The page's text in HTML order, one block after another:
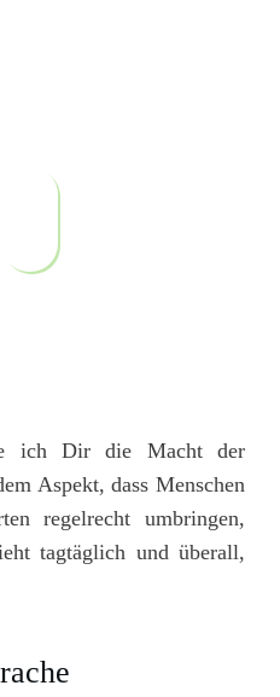
ich Dir die Macht der
Aspekt, dass Menschen
regelrecht umbringen,
tagtäglich und überall,